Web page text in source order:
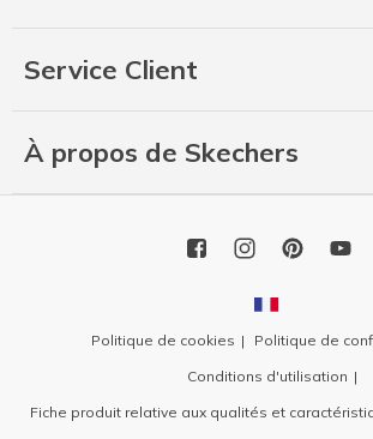
Service Client
À propos de Skechers
Politique de cookies
Politique de
Conditions d'utilisation
Fiche produit relative aux qualités et